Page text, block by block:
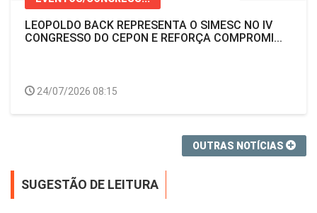
LEOPOLDO BACK REPRESENTA O SIMESC NO IV
CONGRESSO DO CEPON E REFORÇA COMPROMI...
24/07/2026 08:15
OUTRAS NOTÍCIAS
SUGESTÃO DE LEITURA